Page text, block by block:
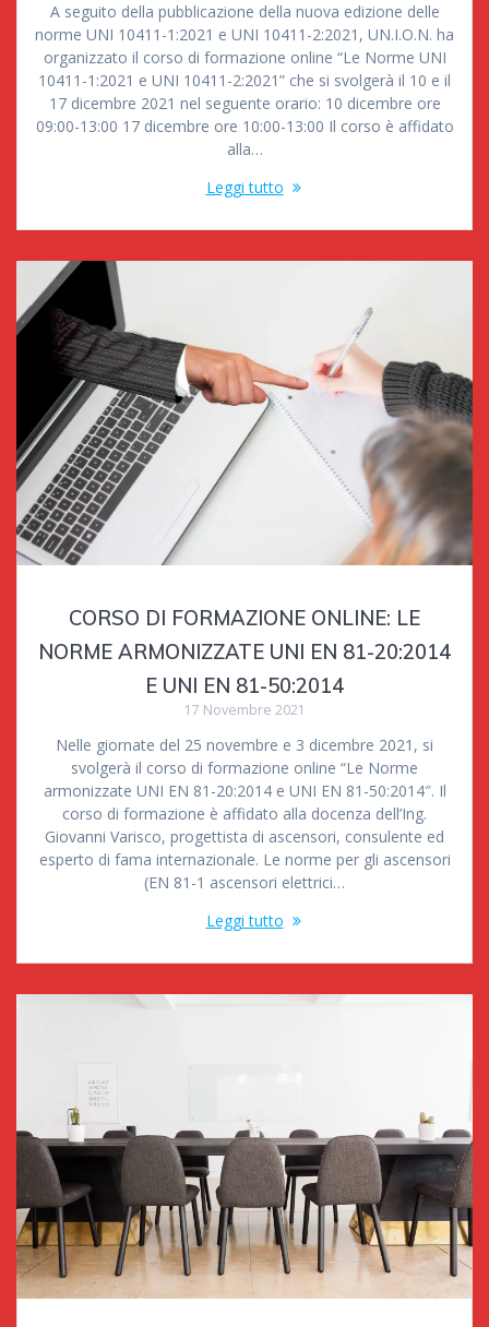
A seguito della pubblicazione della nuova edizione delle
norme UNI 10411-1:2021 e UNI 10411-2:2021, UN.I.O.N. ha
organizzato il corso di formazione online “Le Norme UNI
10411-1:2021 e UNI 10411-2:2021” che si svolgerà il 10 e il
17 dicembre 2021 nel seguente orario: 10 dicembre ore
09:00-13:00 17 dicembre ore 10:00-13:00 Il corso è affidato
alla…
Leggi tutto
CORSO DI FORMAZIONE ONLINE: LE
NORME ARMONIZZATE UNI EN 81-20:2014
E UNI EN 81-50:2014
17 Novembre 2021
Nelle giornate del 25 novembre e 3 dicembre 2021, si
svolgerà il corso di formazione online “Le Norme
armonizzate UNI EN 81-20:2014 e UNI EN 81-50:2014″. Il
corso di formazione è affidato alla docenza dell’Ing.
Giovanni Varisco, progettista di ascensori, consulente ed
esperto di fama internazionale. Le norme per gli ascensori
(EN 81-1 ascensori elettrici…
Leggi tutto